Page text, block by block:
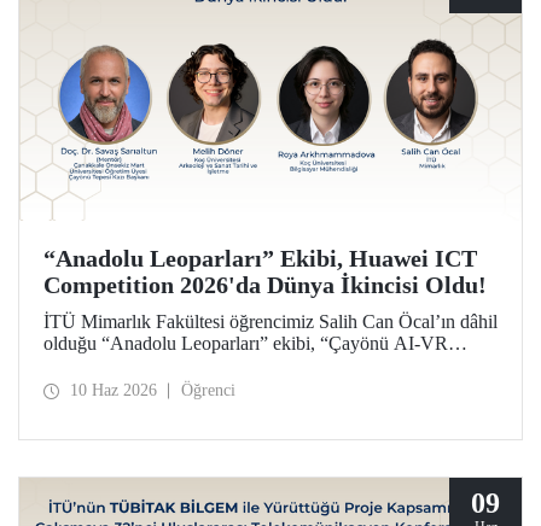
“Anadolu Leoparları” Ekibi, Huawei ICT
Competition 2026'da Dünya İkincisi Oldu!
İTÜ Mimarlık Fakültesi öğrencimiz Salih Can Öcal’ın dâhil
olduğu “Anadolu Leoparları” ekibi, “Çayönü AI-VR
2026’da inovasyon kategorisinde dünya ikincisi oldu.
10 Haz 2026 Öğrenci
09